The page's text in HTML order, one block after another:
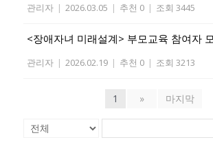
관리자 | 2026.03.05 | 추천 0 | 조회 3445
<장애자녀 미래설계> 부모교육 참여자
관리자 | 2026.02.19 | 추천 0 | 조회 3213
1 » 마지막